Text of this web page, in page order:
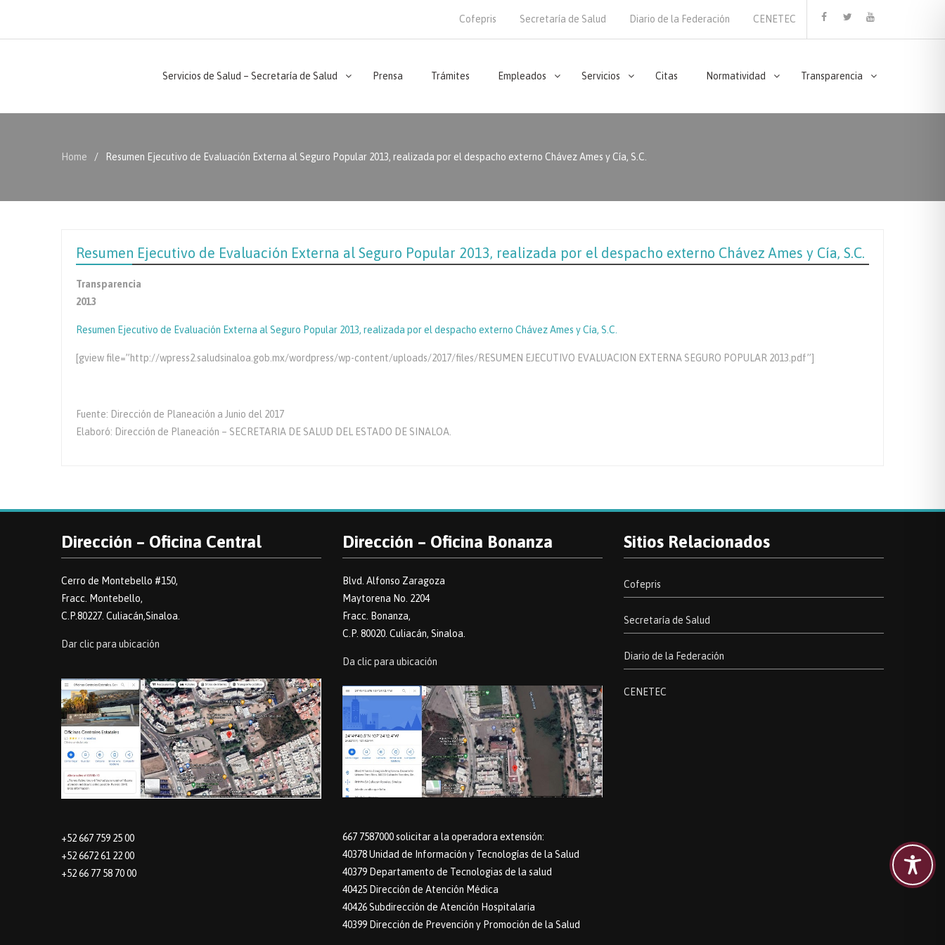
Cofepris Secretaría de Salud Diario de la Federación
CENETEC
Servicios de Salud – Secretaría de Salud Prensa Trámites Empleados Servicios Citas Normatividad Transparencia
Home Resumen Ejecutivo de Evaluación Externa al Seguro Popular 2013, realizada por el despacho externo Chávez Ames y Cía, S.C.
Resumen Ejecutivo de Evaluación Externa al Seguro Popular 2013, realizada por el despacho externo Chávez Ames y Cía, S.C.
Transparencia
2013
Resumen Ejecutivo de Evaluación Externa al Seguro Popular 2013, realizada por el despacho externo Chávez Ames y Cía, S.C.
[gview file=”http://wpress2.saludsinaloa.gob.mx/wordpress/wp-content/uploads/2017/files/RESUMEN EJECUTIVO EVALUACION EXTERNA SEGURO POPULAR 2013.pdf”]
Fuente: Dirección de Planeación a Junio del 2017
Elaboró: Dirección de Planeación – SECRETARIA DE SALUD DEL ESTADO DE SINALOA.
Dirección – Oficina Central
Cerro de Montebello #150,
Fracc. Montebello,
C.P.80227. Culiacán,Sinaloa.
Dar clic para ubicación
+52 667 759 25 00
+52 6672 61 22 00
+52 66 77 58 70 00
Dirección – Oficina Bonanza
Blvd. Alfonso Zaragoza
Maytorena No. 2204
Fracc. Bonanza,
C.P. 80020. Culiacán, Sinaloa.
Da clic para ubicación
667 7587000 solicitar a la operadora extensión:
40378 Unidad de Información y Tecnologías de la Salud
40379 Departamento de Tecnologias de la salud
40425 Dirección de Atención Médica
40426 Subdirección de Atención Hospitalaria
40399 Dirección de Prevención y Promoción de la Salud
Sitios Relacionados
Cofepris
Secretaría de Salud
Diario de la Federación
CENETEC